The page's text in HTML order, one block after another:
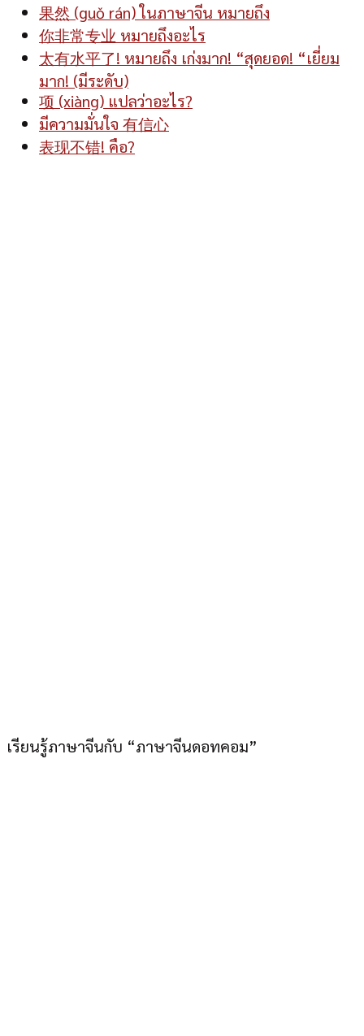
果然 (guǒ rán) ในภาษาจีน หมายถึง
你非常专业 หมายถึงอะไร
太有水平了! หมายถึง เก่งมาก! “สุดยอด! “เยี่ยม
มาก! (มีระดับ)
项 (xiàng) แปลว่าอะไร?
มีความมั่นใจ 有信心
表现不错! คือ?
เรียนรู้ภาษาจีนกับ “ภาษาจีนดอทคอม”